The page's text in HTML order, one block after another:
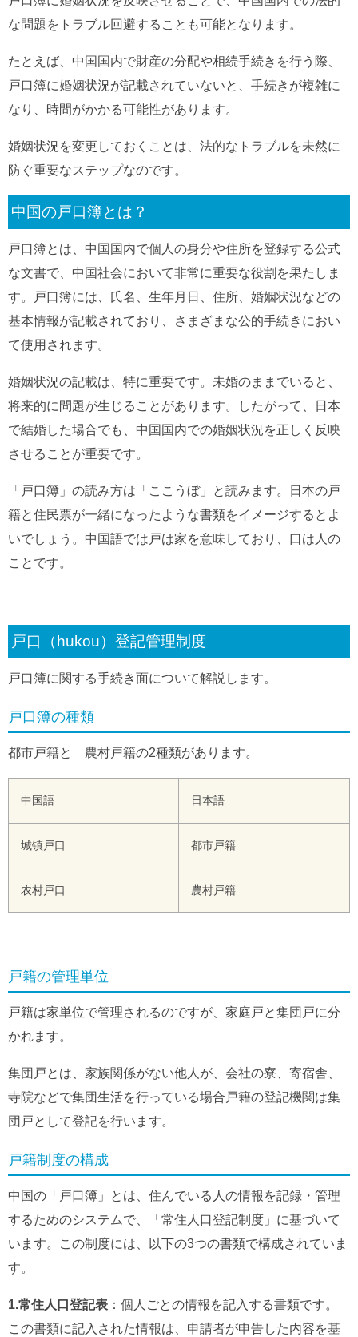
な問題をトラブル回避することも可能となります。
たとえば、中国国内で財産の分配や相続手続きを行う際、
戸口簿に婚姻状況が記載されていないと、手続きが複雑に
なり、時間がかかる可能性があります。
婚姻状況を変更しておくことは、法的なトラブルを未然に
防ぐ重要なステップなのです。
中国の戸口簿とは？
戸口簿とは、中国国内で個人の身分や住所を登録する公式
な文書で、中国社会において非常に重要な役割を果たしま
す。戸口簿には、氏名、生年月日、住所、婚姻状況などの
基本情報が記載されており、さまざまな公的手続きにおい
て使用されます。
婚姻状況の記載は、特に重要です。未婚のままでいると、
将来的に問題が生じることがあります。したがって、日本
で結婚した場合でも、中国国内での婚姻状況を正しく反映
させることが重要です。
「戸口簿」の読み方は「ここうぼ」と読みます。日本の戸
籍と住民票が一緒になったような書類をイメージするとよ
いでしょう。中国語では戸は家を意味しており、口は人の
ことです。
戸口（hukou）登記管理制度
戸口簿に関する手続き面について解説します。
戸口簿の種類
都市戸籍と 農村戸籍の2種類があります。
中国語 日本語
城镇戸口 都市戸籍
农村戸口 農村戸籍
戸籍の管理単位
戸籍は家単位で管理されるのですが、家庭戸と集団戸に分
かれます。
集団戸とは、家族関係がない他人が、会社の寮、寄宿舎、
寺院などで集団生活を行っている場合戸籍の登記機関は集
団戸として登記を行います。
戸籍制度の構成
中国の「戸口簿」とは、住んでいる人の情報を記録・管理
するためのシステムで、「常住人口登記制度」に基づいて
います。この制度には、以下の3つの書類で構成されていま
す。
1.常住人口登記表 ：個人ごとの情報を記入する書類です。
この書類に記入された情報は、申請者が申告した内容を基